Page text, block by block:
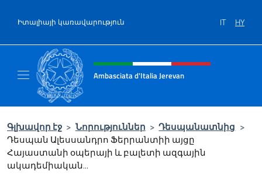
Իտալիայի կառավարություն IT HY
Intestazione sito, social e menù
Ambasciata d'Italia Jerevan
Գլխավոր էջ > Նորություններ > Դեսպանատնից >
Դեսպան Ալեսսանդրո Ֆերրանտիի այցը
Հայաստանի օպերայի և բալետի ազգային
ակադեմիական...